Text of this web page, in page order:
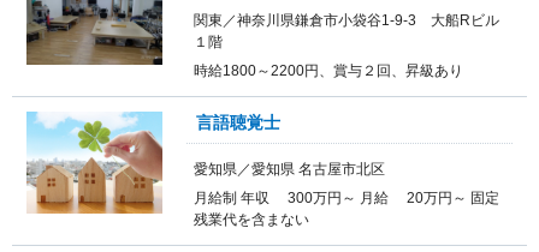
関東／神奈川県鎌倉市小袋谷1-9-3 大船Rビル
１階
時給1800～2200円、賞与２回、昇級あり
言語聴覚士
愛知県／愛知県 名古屋市北区
月給制 年収 300万円～ 月給 20万円～ 固定
残業代を含まない